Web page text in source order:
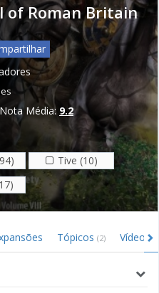
of Roman Britain
Nota Média: 9.2
Tive (10)
Tópicos (2) Vídeos